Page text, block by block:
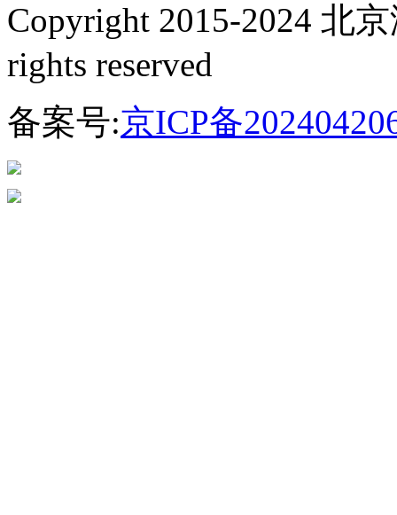
Copyright 2015-2024 北
rights reserved
备案号:京ICP备